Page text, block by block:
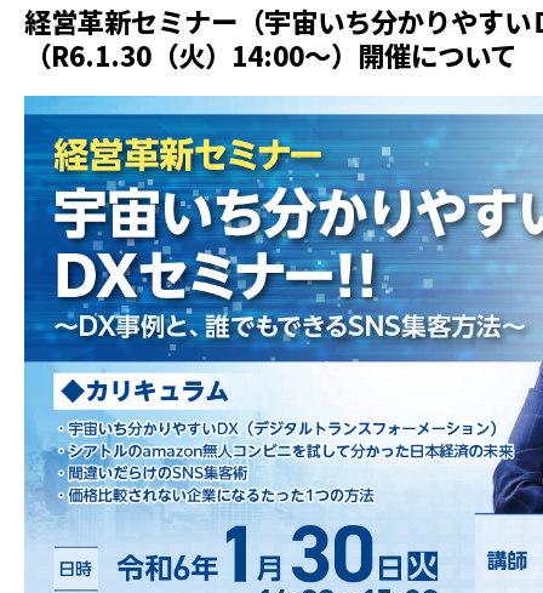
経営革新セミナー（宇宙いち分かりやす
（R6.1.30（火）14:00～）開催につい